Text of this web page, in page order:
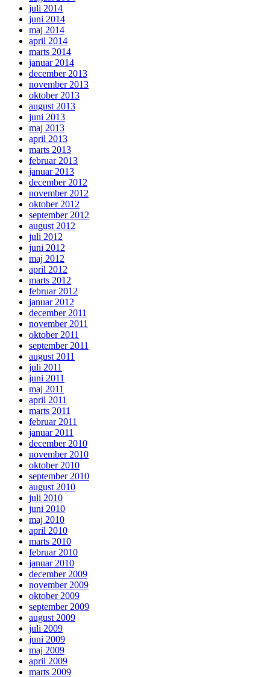
juli 2014
juni 2014
maj 2014
april 2014
marts 2014
januar 2014
december 2013
november 2013
oktober 2013
august 2013
juni 2013
maj 2013
april 2013
marts 2013
februar 2013
januar 2013
december 2012
november 2012
oktober 2012
september 2012
august 2012
juli 2012
juni 2012
maj 2012
april 2012
marts 2012
februar 2012
januar 2012
december 2011
november 2011
oktober 2011
september 2011
august 2011
juli 2011
juni 2011
maj 2011
april 2011
marts 2011
februar 2011
januar 2011
december 2010
november 2010
oktober 2010
september 2010
august 2010
juli 2010
juni 2010
maj 2010
april 2010
marts 2010
februar 2010
januar 2010
december 2009
november 2009
oktober 2009
september 2009
august 2009
juli 2009
juni 2009
maj 2009
april 2009
marts 2009